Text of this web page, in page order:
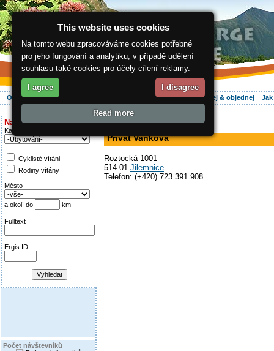
O regionu Aktivně Ubytování Hledej & objednej
Najděte si:
Kategorie
Cyklisté vítáni
Rodiny vítány
Město
a okolí do km
Fulltext
Ergis ID
Počet návštevníků
ergis.cz>
Privát Vaňková
Roztocká 1001
514 01 Jilemnice
Telefon: (+420) 723 391 908
This website uses cookies
Na tomto webu zpracováváme cookies potřebné
pro jeho fungování a analytiku, v případě udělení
souhlasu také cookies pro účely cílení reklamy.
I agree I disagree
Read more